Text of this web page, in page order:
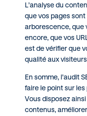
L’analyse du
que vos pages
arborescence, que
encore, que vos
est de vérifier que
qualité aux
En somme, l’audit
faire le point sur
Vous disposez
contenus,